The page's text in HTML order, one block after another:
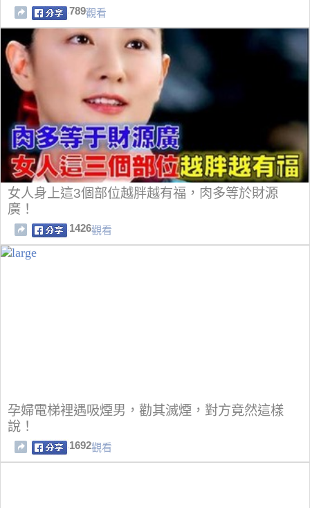
789觀看
女人身上這3個部位越胖越有福，肉多等於財源
廣！
1426觀看
孕婦電梯裡遇吸煙男，勸其滅煙，對方竟然這樣
說！
1692觀看